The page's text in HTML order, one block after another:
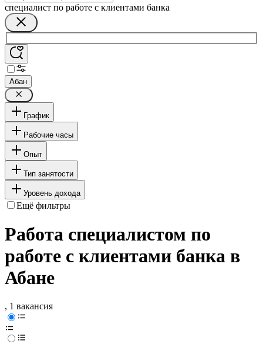
специалист по работе с клиентами банка
Абан
График
Рабочие часы
Опыт
Тип занятости
Уровень дохода
Ещё фильтры
Работа специалистом по
работе с клиентами банка в
Абане
, 1 вакансия